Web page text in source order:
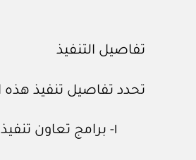
تفاصيل التنفيذ
تحدد تفاصيل تنفيذ هذه
١- برامج تعاون تنفيذية يعتمدها الطرفان.